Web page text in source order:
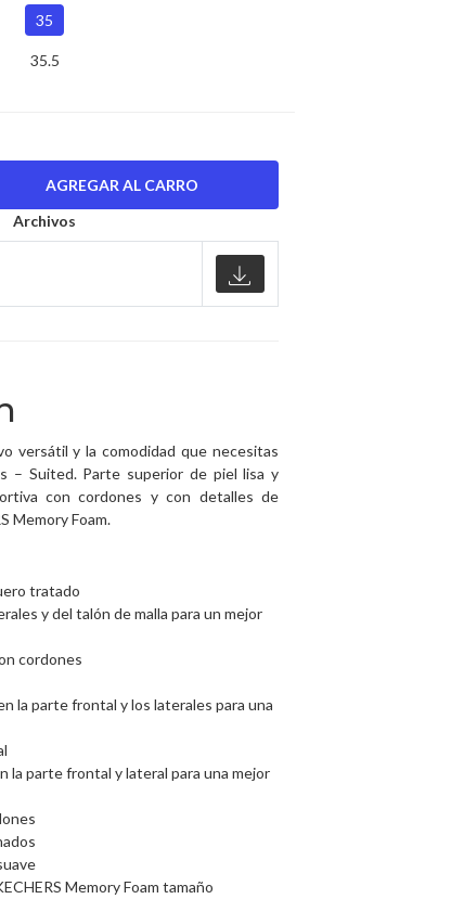
35
35.5
Archivos
versátil y la comodidad que necesitas
– Suited. Parte superior de piel lisa y
con cordones y con detalles de
Memory Foam.
tratado
y del talón de malla para un mejor
cordones
la parte frontal y los laterales para una
la parte frontal y lateral para una mejor
Memory Foam tamaño